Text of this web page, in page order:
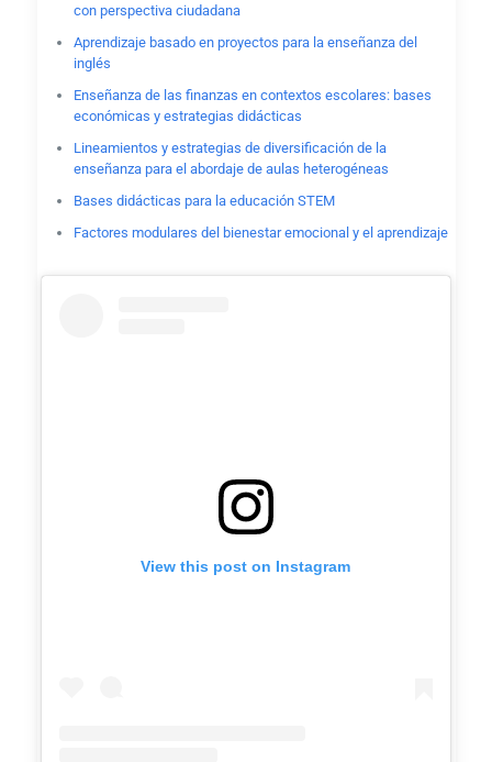
con perspectiva ciudadana
Aprendizaje basado en proyectos para la enseñanza del
inglés
Enseñanza de las finanzas en contextos escolares: bases
económicas y estrategias didácticas
Lineamientos y estrategias de diversificación de la
enseñanza para el abordaje de aulas heterogéneas
Bases didácticas para la educación STEM
Factores modulares del bienestar emocional y el aprendizaje
View this post on Instagram